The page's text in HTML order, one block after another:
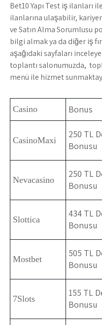
Bet10 Yapı Test iş ilanları
ilanlarına ulaşabilir,
ve Satın Alma Sorumlusu
bilgi almak ya da diğer iş
aşağıdaki sayfaları
toplantı salonumuzda,
menü ile hizmet
Casino Bonus
CasinoMaxi
250 TL
Bonusu
Nevacasino
250 TL
Bonusu
Slottica
434 TL
Bonusu
Mostbet
505 TL
Bonusu
7Slots
155 TL
Bonusu